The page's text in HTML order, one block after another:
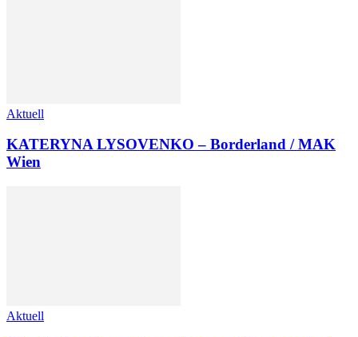
Aktuell
KATERYNA LYSOVENKO – Borderland / MAK
Wien
Aktuell